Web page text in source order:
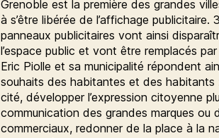
Grenoble est la première des grandes
à s’être libérée de l’affichage publicitaire.
panneaux publicitaires vont ainsi
l’espace public et vont être remplacés
Eric Piolle et sa municipalité répondent
souhaits des habitantes et des habitants
cité, développer l’expression citoyenne
communication des grandes marques ou
commerciaux, redonner de la place à la